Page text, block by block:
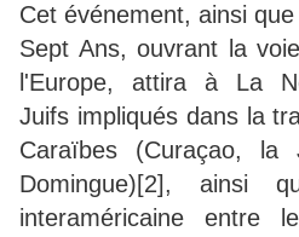
Cet événement, ainsi
Sept Ans, ouvrant la
l'Europe, attira à La
Juifs impliqués dans la
Caraïbes (Curaçao, la
Domingue)[2], ainsi
interaméricaine entre